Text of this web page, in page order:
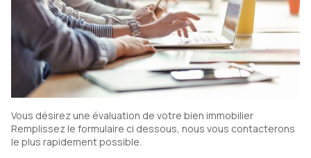
Vous désirez une évaluation de votre bien immobilier
Remplissez le formulaire ci dessous, nous vous contacterons
le plus rapidement possible.